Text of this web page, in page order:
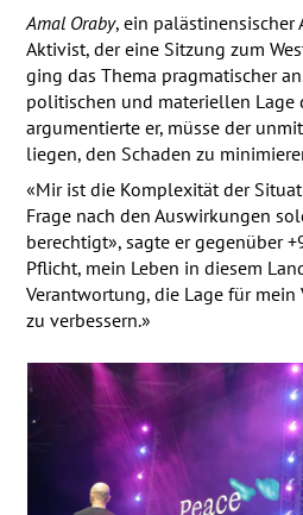
Amal Oraby, ein
Aktivist, der eine Sitzung zum
ging das Thema pragmatischer
politischen und materiellen Lage
argumentierte er, müsse der
liegen, den Schaden zu
«Mir ist die Komplexität der
Frage nach den Auswirkungen
berechtigt», sagte er gegenüber
Pflicht, mein Leben in diesem
Verantwortung, die Lage für
zu verbessern.»